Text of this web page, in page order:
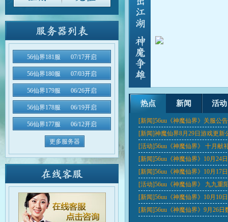
56仙界181服 07/17开启
56仙界180服 07/03开启
56仙界179服 06/26开启
56仙界178服 06/19开启
56仙界177服 06/12开启
更多服务器
热点 新闻 活动
[新闻]56uu《神魔仙界》关服公告
[新闻]神魔仙界8月29日游戏更新
[活动]56uu《神魔仙界》 十月献
[新闻]56uu《神魔仙界》10月24
[新闻]56uu《神魔仙界》10月17
[活动]56uu《神魔仙界》 九九重
[新闻]56uu《神魔仙界》10月10
[新闻]56uu《神魔仙界》9月26日